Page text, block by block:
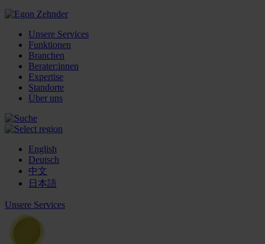
Unsere Services
Funktionen
Branchen
Berater:innen
Expertise
Standorte
Über uns
English
Deutsch
中文
日本語
Unsere Services